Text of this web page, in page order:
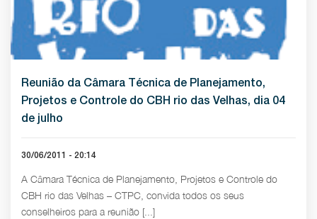
Reunião da Câmara Técnica de Planejamento,
Projetos e Controle do CBH rio das Velhas, dia 04
de julho
30/06/2011 - 20:14
A Câmara Técnica de Planejamento, Projetos e Controle do
CBH rio das Velhas – CTPC, convida todos os seus
conselheiros para a reunião [...]